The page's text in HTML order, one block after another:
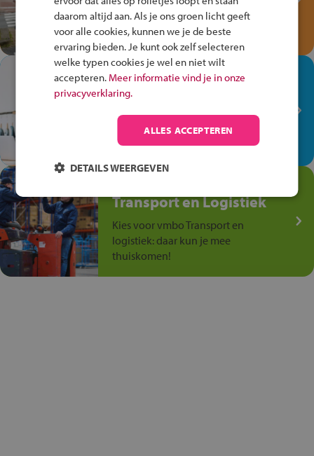
Speel het Fiets Veilig Verkeersspel
en win een Cortina-fiets!
In de winkel ben je op je
plek!
Ontdek via het vmbo jouw talent
op de winkelvloer, waar elke dag
anders is!
Transport en Logistiek
Kies voor vmbo Transport en
logistiek: daar kun je mee
thuiskomen!
daarom altijd aan. Als je ons groen licht geeft
voor alle cookies, kunnen we je de beste
ervaring bieden. Je kunt ook zelf selecteren
welke typen cookies je wel en niet wilt
accepteren. Meer informatie vind je in onze
privacyverklaring.
ALLES ACCEPTEREN
DETAILS WEERGEVEN